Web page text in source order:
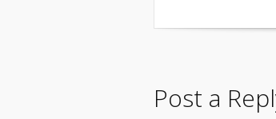
Post a